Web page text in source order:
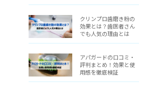
クリンプロ歯磨き粉の
効果とは？歯医者さん
でも人気の理由とは
アパガードの口コミ・
評判まとめ！効果と使
用感を徹底検証